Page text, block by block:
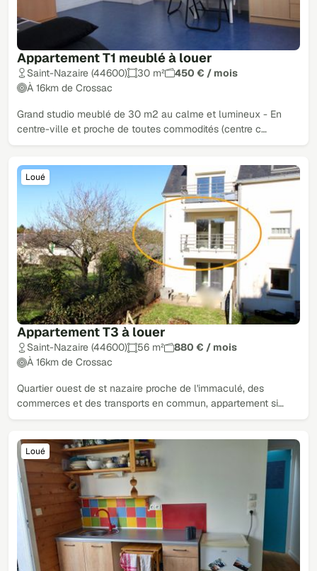
Appartement T1 meublé à louer
Saint-Nazaire (44600) 30 m²
450 € / mois
À 16km de Crossac
Grand studio meublé de 30 m2 au calme et lumineux - En
centre-ville et proche de toutes commodités (centre c…
Appartement T3 à louer
Loué
Saint-Nazaire (44600) 56 m²
880 € / mois
À 16km de Crossac
Quartier ouest de st nazaire proche de l'immaculé, des
commerces et des transports en commun, appartement si…
Loué